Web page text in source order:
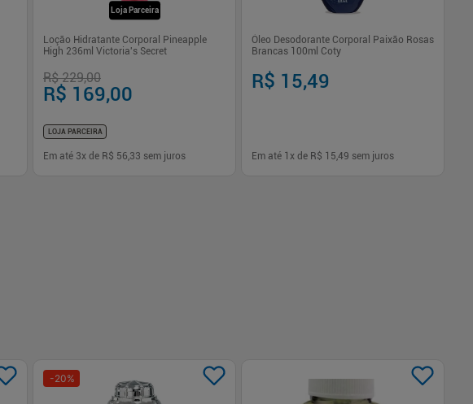
Loja Parceira
Loção Hidratante Corporal Pineapple
High 236ml Victoria's Secret
R$ 229,00
R$ 169,00
LOJA PARCEIRA
Em até 3x de R$ 56,33 sem juros
Óleo Desodorante Corporal Paixão Rosas
Brancas 100ml Coty
R$ 15,49
Em até 1 x de R$ 15,49 sem juros
-20%